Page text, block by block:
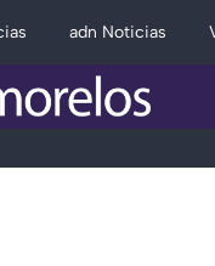
adn Noticias